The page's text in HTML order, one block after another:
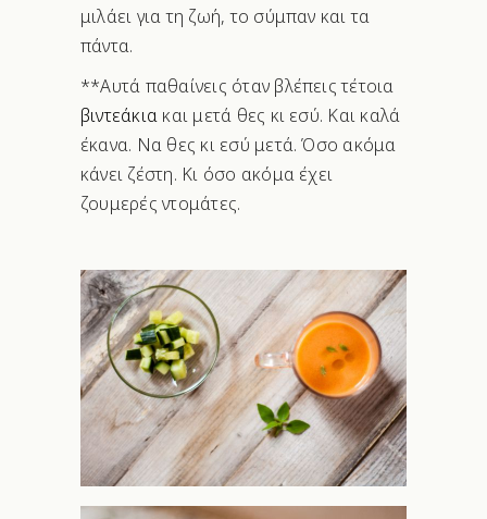
μιλάει για τη ζωή, το σύμπαν και τα
πάντα.
**Αυτά παθαίνεις όταν βλέπεις τέτοια
βιντεάκια και μετά θες κι εσύ. Και καλά
έκανα. Να θες κι εσύ μετά. Όσο ακόμα
κάνει ζέστη. Κι όσο ακόμα έχει
ζουμερές ντομάτες.